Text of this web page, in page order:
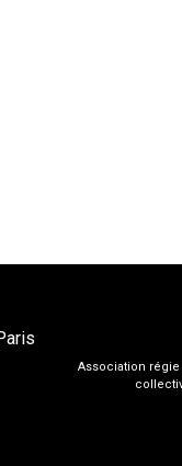
Association régie